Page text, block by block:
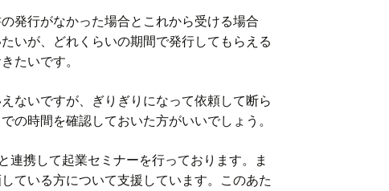
発行がなかった場合とこれから受ける場合
いが、どれくらいの期間で発行してもらえる
たいです。
ないですが、ぎりぎりになって依頼して断ら
の時間を確認しておいた方がいいでしょう。
連携して起業セミナーを行っております。ま
ている方について支援しています。このあた